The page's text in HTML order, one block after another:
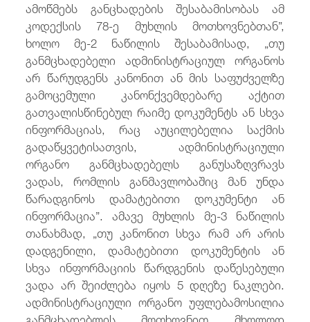
ამოწმებს განცხადების შესაბამისობას ამ
კოდექსის 78-ე მუხლის მოთხოვნებთან”,
ხოლო მე-2 ნაწილის შესაბამისად, „თუ
განმცხადებელი ადმინისტრაციულ ორგანოს
არ წარუდგენს კანონით ან მის საფუძველზე
გამოცემული კანონქვემდებარე აქტით
გათვალისწინებულ რაიმე დოკუმენტს ან სხვა
ინფორმაციას, რაც აუცილებელია საქმის
გადაწყვეტისათვის, ადმინისტრაციული
ორგანო განმცხადებელს განუსაზღვრავს
ვადას, რომლის განმავლობაშიც მან უნდა
წარადგინოს დამატებითი დოკუმენტი ან
ინფორმაცია”. ამავე მუხლის მე-3 ნაწილის
თანახმად, „თუ კანონით სხვა რამ არ არის
დადგენილი, დამატებითი დოკუმენტის ან
სხვა ინფორმაციის წარდგენის დაწესებული
ვადა არ შეიძლება იყოს 5 დღეზე ნაკლები.
ადმინისტრაციული ორგანო უფლებამოსილია